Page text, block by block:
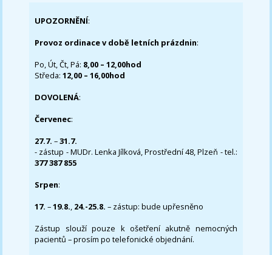
UPOZORNĚNÍ:
Provoz ordinace v době letních prázdnin:
Po, Út, Čt, Pá: 8,00 – 12,00hod
Středa:12,00 – 16,00hod
DOVOLENÁ:
Červenec:
27.7.–31.7.
- zástup - MUDr. Lenka Jílková, Prostřední 48, Plzeň - tel.:
377 387 855
Srpen:
17. –19.8., 24.-25.8. – zástup: bude upřesněno
Zástup slouží pouze k ošetření akutně nemocných
pacientů – prosím po telefonické objednání.